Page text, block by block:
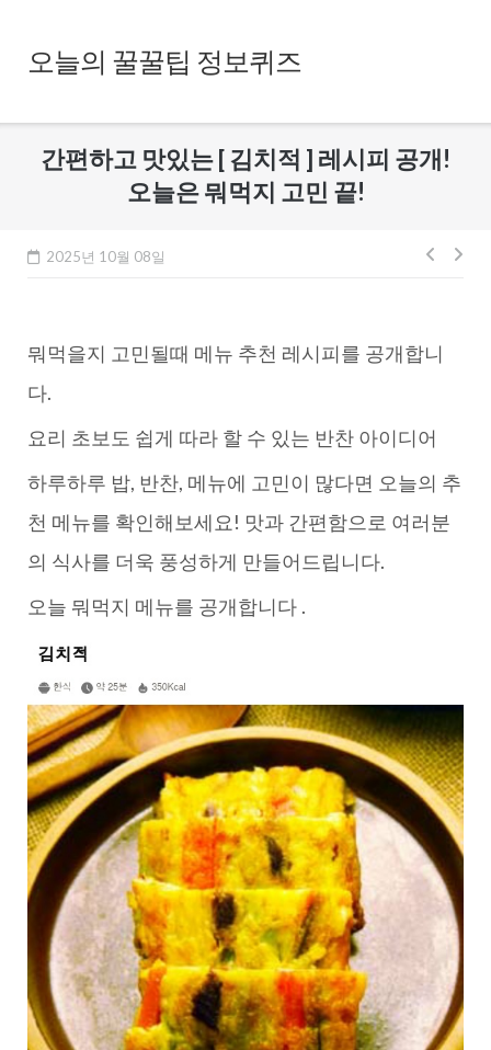
content오늘의 꿀꿀팁 정보퀴즈
간편하고 맛있는 [ 김치적 ] 레시피 공개!
오늘은 뭐먹지 고민 끝!
2025년 10월 08일
글
게
뭐먹을지 고민될때 메뉴 추천 레시피를 공개합니
다.
요리 초보도 쉽게 따라 할 수 있는 반찬 아이디어
하루하루 밥, 반찬, 메뉴에 고민이 많다면 오늘의 추
천 메뉴를 확인해보세요! 맛과 간편함으로 여러분
의 식사를 더욱 풍성하게 만들어드립니다.
오늘 뭐먹지 메뉴를 공개합니다 .